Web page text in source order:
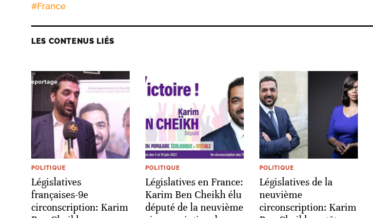
#France
LES CONTENUS LIÉS
POLITIQUE
Législatives
françaises-9e
circonscription: Karim
POLITIQUE
Législatives en France:
Karim Ben Cheikh élu
député de la neuvième
POLITIQUE
Législatives de la
neuvième
circonscription: Karim